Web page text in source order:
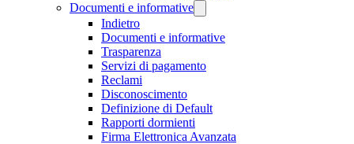
Documenti e informative
Indietro
Documenti e informative
Trasparenza
Servizi di pagamento
Reclami
Disconoscimento
Definizione di Default
Rapporti dormienti
Firma Elettronica Avanzata